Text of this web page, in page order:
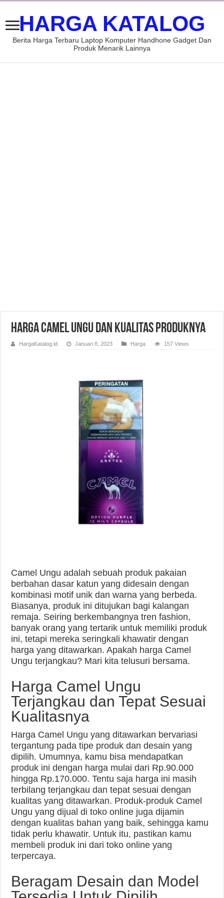
HARGA KATALOG
Berita Harga Terbaru Laptop Komputer Handhone Gadget Dan
Produk Menarik Lainnya
Harga Camel Ungu dan Kualitas Produknya
HargaKatalog.id Januari 8, 2023 Harga 157 Views
Camel Ungu adalah sebuah produk pakaian
berbahan dasar katun yang didesain dengan
kombinasi motif unik dan warna yang berbeda.
Biasanya, produk ini ditujukan bagi kalangan
remaja. Seiring berkembangnya tren fashion,
banyak orang yang tertarik untuk memiliki produk
ini, tetapi mereka seringkali khawatir dengan
harga yang ditawarkan. Apakah harga Camel
Ungu terjangkau? Mari kita telusuri bersama.
Harga Camel Ungu
Terjangkau dan Tepat Sesuai
Kualitasnya
Harga Camel Ungu yang ditawarkan bervariasi
tergantung pada tipe produk dan desain yang
dipilih. Umumnya, kamu bisa mendapatkan
produk ini dengan harga mulai dari Rp.90.000
hingga Rp.170.000. Tentu saja harga ini masih
terbilang terjangkau dan tepat sesuai dengan
kualitas yang ditawarkan. Produk-produk Camel
Ungu yang dijual di toko online juga dijamin
dengan kualitas bahan yang baik, sehingga kamu
tidak perlu khawatir. Untuk itu, pastikan kamu
membeli produk ini dari toko online yang
terpercaya.
Beragam Desain dan Model